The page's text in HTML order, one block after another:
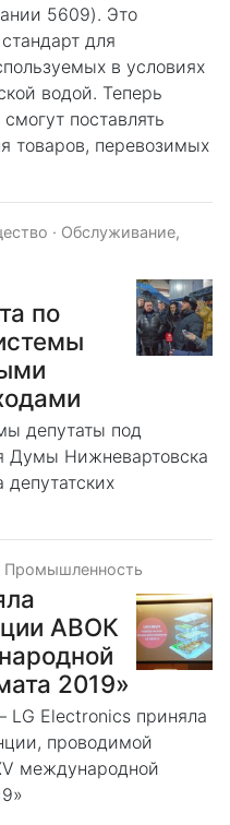
5609). Это
для
в условиях
водой. Теперь
поставлять
товаров, перевозимых
· Обслуживание,
по
депутаты под
Думы Нижневартовска
Промышленность
АВОК
2019»
Electronics приняла
проводимой
международной